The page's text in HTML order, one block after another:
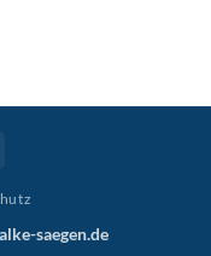
saegen.de